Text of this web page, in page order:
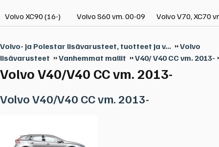
Volvo XC90 (16-) Volvo S60 vm. 00-09 Volvo V70, XC70
Volvo- ja Polestar lisävarusteet, tuotteet ja v...
Volvo
lisävarusteet
Vanhemmat mallit V40/ V40 CC vm. 2013-
Volvo V40/V40 CC vm. 2013-
Volvo V40/V40 CC vm. 2013-